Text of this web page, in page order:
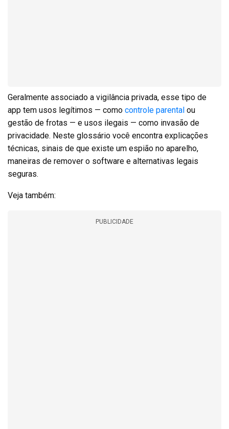
Geralmente associado a vigilância privada, esse tipo de
app tem usos legítimos — como controle parental ou
gestão de frotas — e usos ilegais — como invasão de
privacidade. Neste glossário você encontra explicações
técnicas, sinais de que existe um espião no aparelho,
maneiras de remover o software e alternativas legais
seguras.
Veja também:
PUBLICIDADE